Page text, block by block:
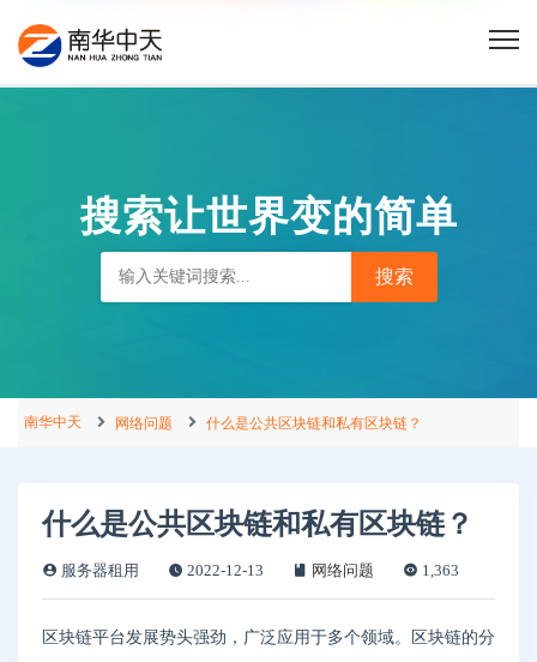
搜索让世界变的简单
南华中天 网络问题 什么是公共区块链和私有区块链？
什么是公共区块链和私有区块链？
服务器租用 2022-12-13 网络问题 1,363
区块链平台发展势头强劲，广泛应用于多个领域。区块链的分